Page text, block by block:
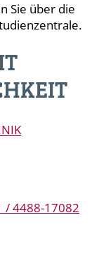
Sie über die
/ 4488-17082